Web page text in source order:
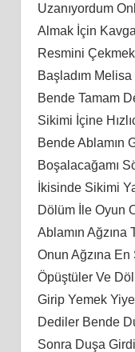
Uzanıyordum
Almak İçin
Resmini
Başladım
Bende Tamam
Sikimi İçine
Bende Ablamın
Boşalacağamı
İkisinde Sikimi
Dölüm İle Oyun
Ablamın
Onun Ağzına
Öpüştüler Ve
Girip Yemek
Dediler Bende
Sonra Duşa